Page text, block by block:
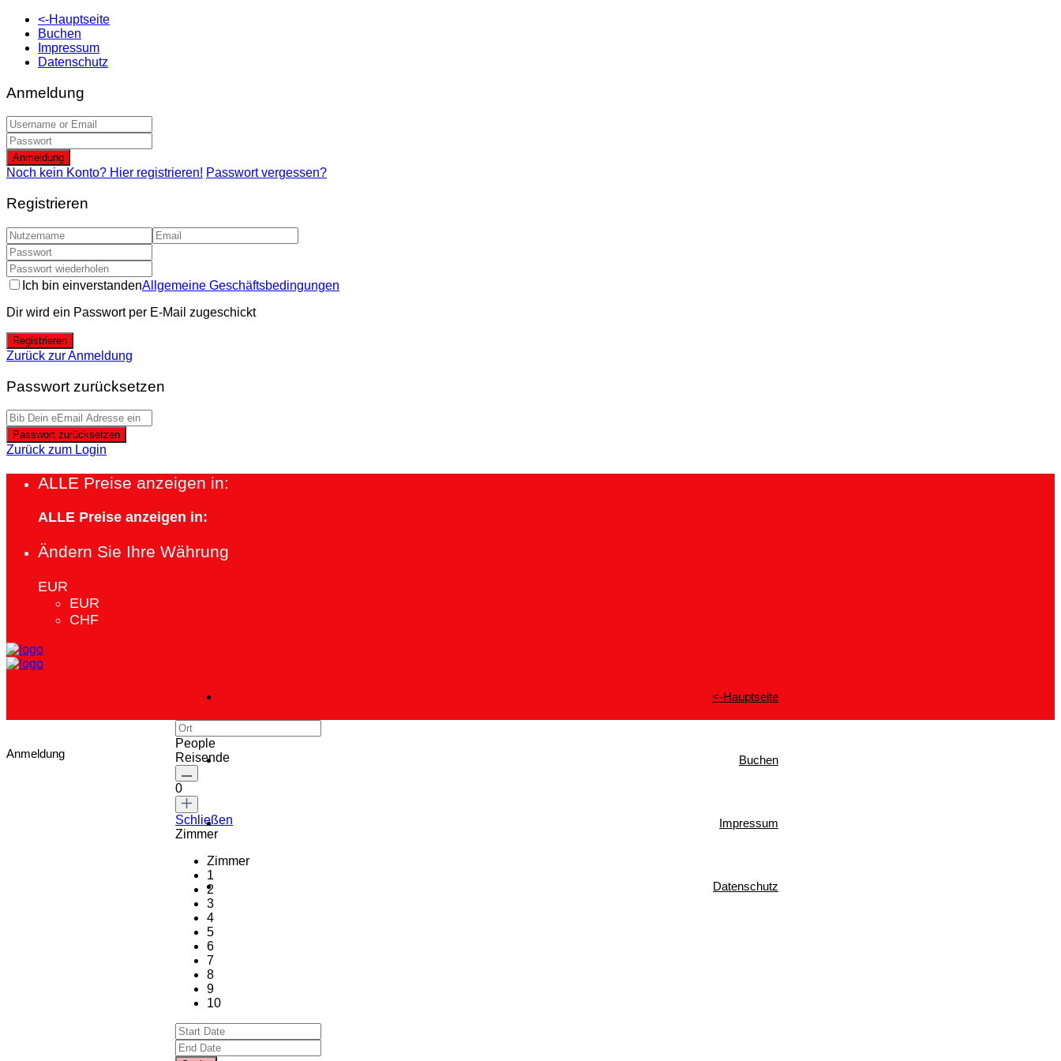
<-Hauptseite
Buchen
Impressum
Datenschutz
Anmeldung
Anmeldung
Noch kein Konto? Hier registrieren! Passwort vergessen?
Registrieren
Ich bin einverstandenAllgemeine Geschäftsbedingungen
Dir wird ein Passwort per E-Mail zugeschickt
Registrieren
Zurück zur Anmeldung
Passwort zurücksetzen
Passwort zurücksetzen
Zurück zum Login
ALLE Preise anzeigen in:
ALLE Preise anzeigen in:
Ändern Sie Ihre Währung
EUR
EUR
CHF
<-Hauptseite
Buchen
Impressum
Datenschutz
Anmeldung
People
Reisende
0
Schließen
Zimmer
Zimmer
1
2
3
4
5
6
7
8
9
10